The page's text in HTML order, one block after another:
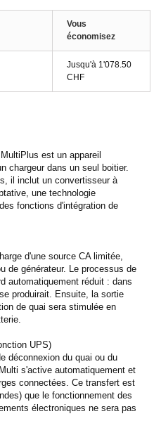
Vous
économisez
Jusqu'à 1'078.50
CHF
est un appareil
chargeur dans un seul boitier.
il inclut un convertisseur à
une technologie
fonctions d'intégration de
d'une source CA limitée,
de générateur. Le processus de
automatiquement réduit : dans
produirait. Ensuite, la sortie
de quai sera stimulée en
UPS)
déconnexion du quai ou du
s'active automatiquement et
connectées. Ce transfert est
que le fonctionnement des
électroniques ne sera pas